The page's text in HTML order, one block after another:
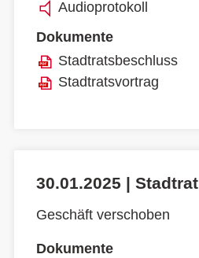
Audioprotokoll
Dokumente
Stadtratsbeschluss
Stadtratsvortrag
30.01.2025 | Stadtrat
Geschäft verschoben
Dokumente